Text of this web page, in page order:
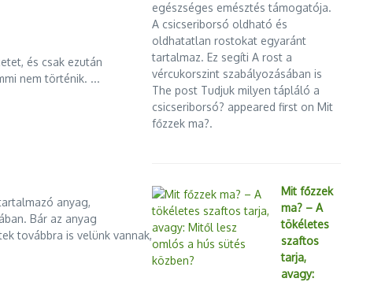
és csak ezután
nem történik. ...
anyag,
Bár az anyag
továbbra is velünk vannak,
egészséges emésztés támogatója.
A csicseriborsó oldható és
oldhatatlan rostokat egyaránt
tartalmaz. Ez segíti A rost a
vércukorszint szabályozásában is
The post Tudjuk milyen tápláló a
csicseriborsó? appeared first on Mit
főzzek ma?.
Mit főzzek
ma? – A
tökéletes
szaftos
tarja,
avagy: